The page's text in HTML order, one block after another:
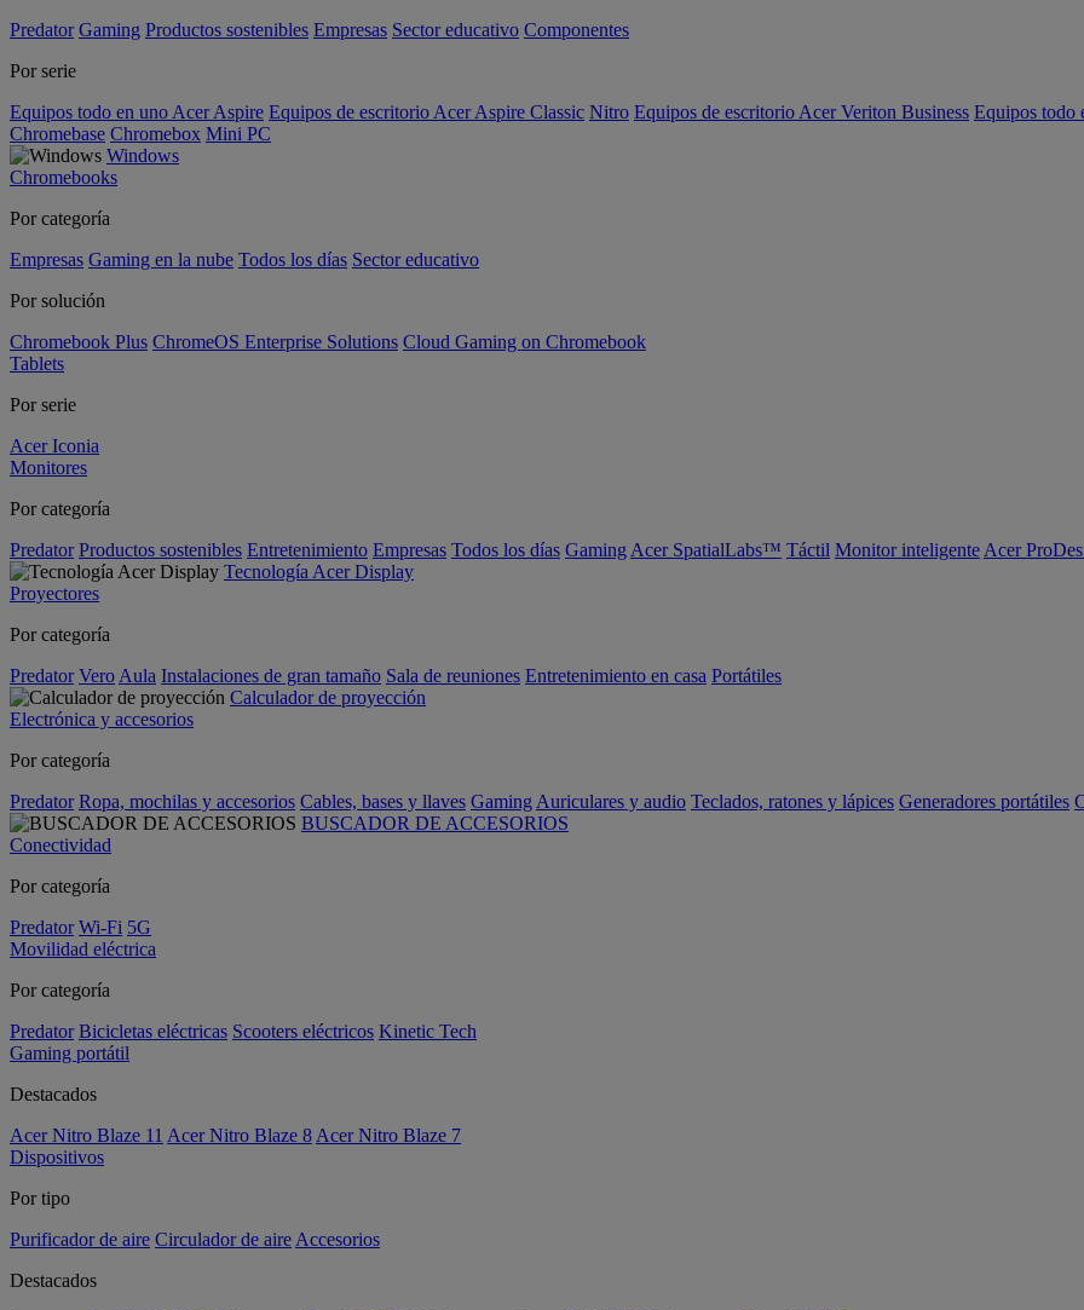
Predator Gaming Productos sostenibles Empresas Sector educativo Componentes
Por serie
Equipos todo en uno Acer Aspire Equipos de escritorio Acer Aspire Classic Nitro Equipos de escritorio Acer Veriton Business Equipos todo
Chromebase Chromebox Mini PC
Windows
Chromebooks
Por categoría
Empresas Gaming en la nube Todos los días Sector educativo
Por solución
Chromebook Plus ChromeOS Enterprise Solutions Cloud Gaming on Chromebook
Tablets
Por serie
Acer Iconia
Monitores
Por categoría
Predator Productos sostenibles Entretenimiento Empresas Todos los días Gaming Acer SpatialLabs™ Táctil Monitor inteligente Acer
Tecnología Acer Display
Proyectores
Por categoría
Predator Vero Aula Instalaciones de gran tamaño Sala de reuniones Entretenimiento en casa Portátiles
Calculador de proyección
Electrónica y accesorios
Por categoría
Predator Ropa, mochilas y accesorios Cables, bases y llaves Gaming Auriculares y audio Teclados, ratones y lápices Generadores portátiles
BUSCADOR DE ACCESORIOS
Conectividad
Por categoría
Predator Wi-Fi 5G
Movilidad eléctrica
Por categoría
Predator Bicicletas eléctricas Scooters eléctricos Kinetic Tech
Gaming portátil
Destacados
Acer Nitro Blaze 11 Acer Nitro Blaze 8 Acer Nitro Blaze 7
Dispositivos
Por tipo
Purificador de aire Circulador de aire Accesorios
Destacados